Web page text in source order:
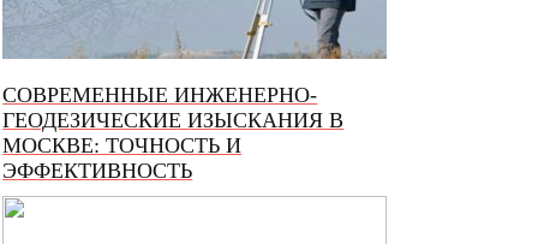
СОВРЕМЕННЫЕ ИНЖЕНЕРНО-
ГЕОДЕЗИЧЕСКИЕ ИЗЫСКАНИЯ В
МОСКВЕ: ТОЧНОСТЬ И
ЭФФЕКТИВНОСТЬ